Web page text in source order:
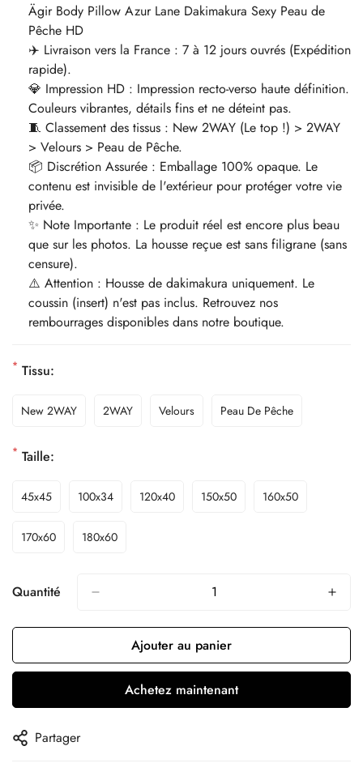
Ägir Body Pillow Azur Lane Dakimakura Sexy Peau de
Pêche HD
✈️ Livraison vers la France : 7 à 12 jours ouvrés (Expédition
rapide).
💎 Impression HD : Impression recto-verso haute définition.
Couleurs vibrantes, détails fins et ne déteint pas.
🧵 Classement des tissus : New 2WAY (Le top !) > 2WAY
> Velours > Peau de Pêche.
📦 Discrétion Assurée : Emballage 100% opaque. Le
contenu est invisible de l'extérieur pour protéger votre vie
privée.
✨ Note Importante : Le produit réel est encore plus beau
que sur les photos. La housse reçue est sans filigrane (sans
censure).
⚠️ Attention : Housse de dakimakura uniquement. Le
coussin (insert) n'est pas inclus. Retrouvez nos
rembourrages disponibles dans notre boutique.
* Tissu:
New 2WAY 2WAY Velours Peau De Pêche
* Taille:
45x45 100x34 120x40 150x50 160x50
170x60 180x60
Quantité
Ajouter au panier
Achetez maintenant
Partager